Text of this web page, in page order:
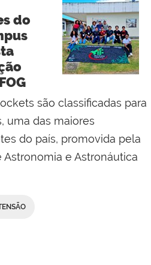
do
são classificadas para
uma das maiores
do país, promovida pela
e Astronáutica